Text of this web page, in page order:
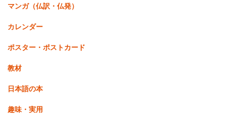
マンガ（仏訳・仏発）
カレンダー
ポスター・ポストカード
教材
日本語の本
趣味・実用